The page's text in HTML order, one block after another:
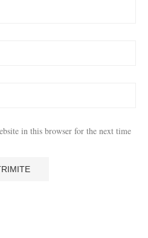
in this browser for the next time